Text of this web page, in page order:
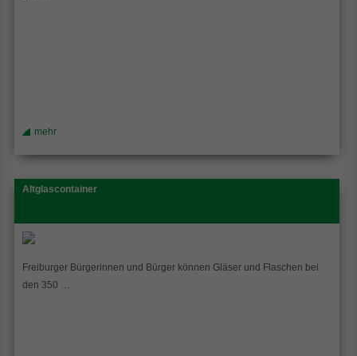
mehr
Altglascontainer
Freiburger Bürgerinnen und Bürger können Gläser und Flaschen bei
den 350 …